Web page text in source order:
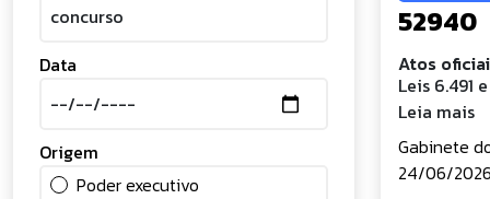
Data
Origem
Poder executivo
52940
Atos
Leis 6.491
Leia mais
Gabinete
24/06/